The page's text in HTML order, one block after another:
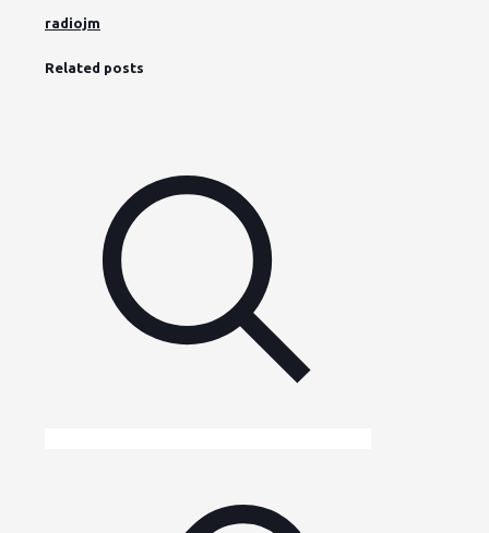
radiojm
Related posts